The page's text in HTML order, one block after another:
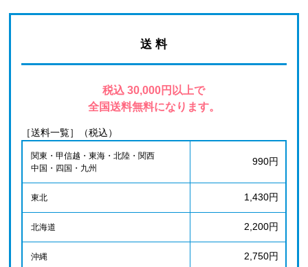
送 料
税込 30,000円以上で
全国送料無料になります。
［送料一覧］（税込）
関東・甲信越・東海・北陸・関西
中国・四国・九州
990円
東北 1,430円
北海道 2,200円
沖縄 2,750円